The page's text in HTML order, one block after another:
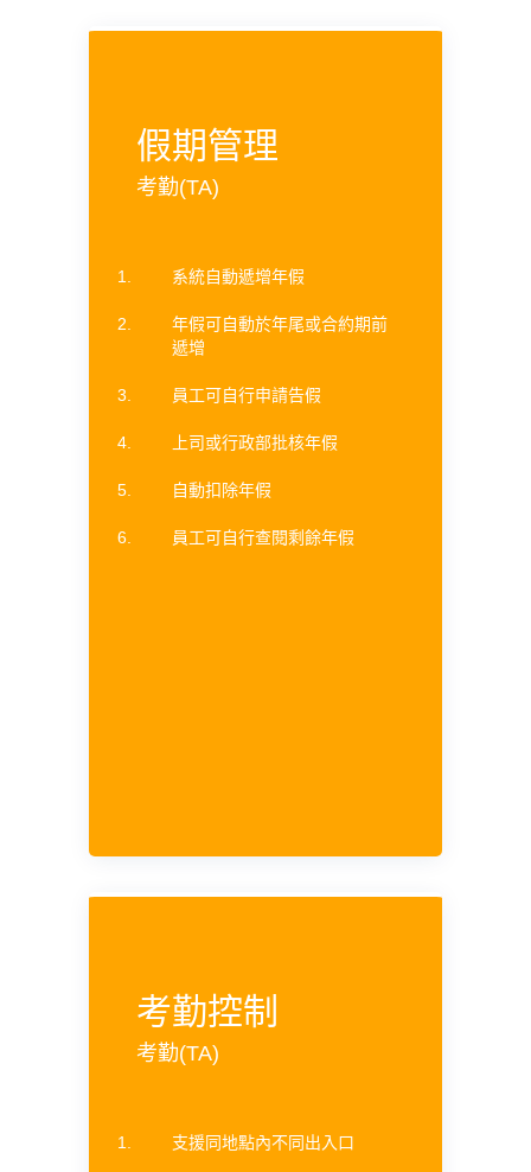
假期管理
考勤(TA)
系統自動遞增年假
年假可自動於年尾或合約期前
遞增
員工可自行申請告假
上司或行政部批核年假
自動扣除年假
員工可自行查閱剩餘年假
考勤控制
考勤(TA)
支援同地點內不同出入口